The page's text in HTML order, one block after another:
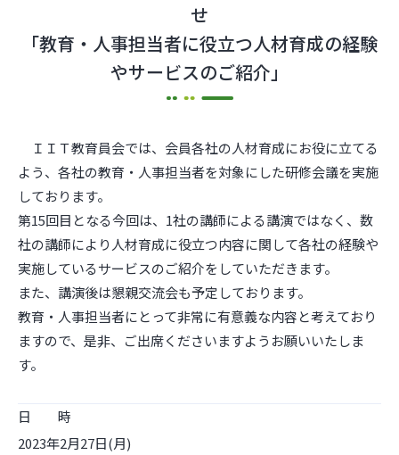
せ
「教育・人事担当者に役立つ人材育成の経験
やサービスのご紹介」
ＩＩＴ教育員会では、会員各社の人材育成にお役に立てる
よう、各社の教育・人事担当者を対象にした研修会議を実施
しております。
第15回目となる今回は、1社の講師による講演ではなく、数
社の講師により人材育成に役立つ内容に関して各社の経験や
実施しているサービスのご紹介をしていただきます。
また、講演後は懇親交流会も予定しております。
教育・人事担当者にとって非常に有意義な内容と考えており
ますので、是非、ご出席くださいますようお願いいたしま
す。
日 時
2023年2月27日(月)